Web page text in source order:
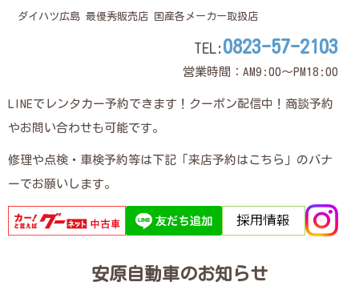
ダイハツ広島 最優秀販売店 国産各メーカー取扱店
TEL: 0823-57-2103
営業時間：AM9:00～PM18:00
LINEでレンタカー予約できます！クーポン配信中！商談予約
やお問い合わせも可能です。
修理や点検・車検予約等は下記「来店予約はこちら」のバナ
ーでお願いします。
安原自動車のお知らせ